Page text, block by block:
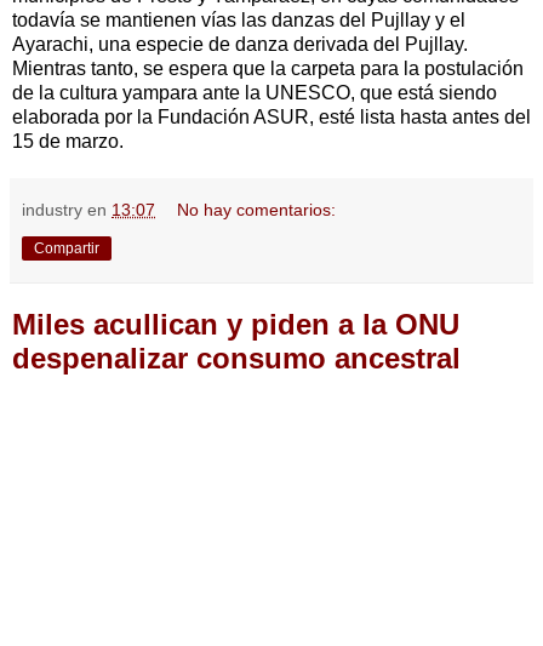
todavía se mantienen vías las danzas del Pujllay y el
Ayarachi, una especie de danza derivada del Pujllay.
Mientras tanto, se espera que la carpeta para la postulación
de la cultura yampara ante la UNESCO, que está siendo
elaborada por la Fundación ASUR, esté lista hasta antes del
15 de marzo.
industry en 13:07 No hay comentarios:
Compartir
Miles acullican y piden a la ONU
despenalizar consumo ancestral